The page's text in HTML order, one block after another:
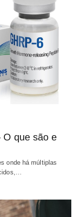
O que são e
onde há múltiplas